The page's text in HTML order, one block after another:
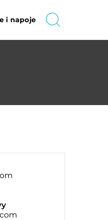
i napoje